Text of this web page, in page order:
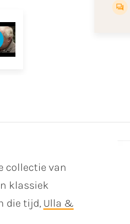
collectie van
klassiek
die tijd, Ulla &